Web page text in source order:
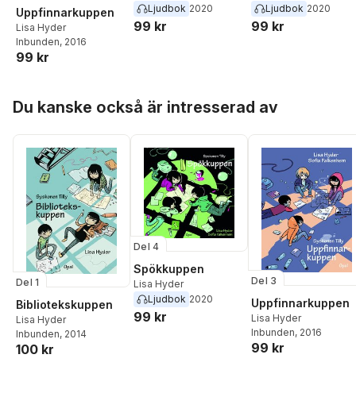
Uppfinnarkuppen
Lisa Hyder
Inbunden, 2016
99 kr
Ljudbok 2020
99 kr
Ljudbok 2020
99 kr
Du kanske också är intresserad av
Del 1
Bibliotekskuppen
Lisa Hyder
Inbunden, 2014
100 kr
Del 4
Spökkuppen
Lisa Hyder
Ljudbok 2020
99 kr
Del 3
Uppfinnarkuppen
Lisa Hyder
Inbunden, 2016
99 kr